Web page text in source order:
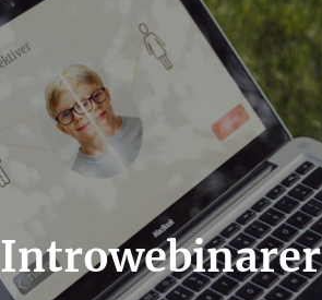
Introwebinarer